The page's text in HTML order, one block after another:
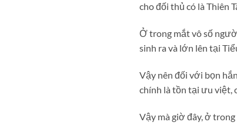
cho đối thủ có là Thiên
Ở trong mắt vô số
sinh ra và lớn lên tại
Vậy nên đối với bọn
chính là tồn tại ưu việt,
Vậy mà giờ đây, ở